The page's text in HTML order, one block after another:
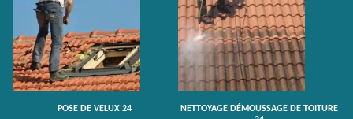
POSE DE VELUX 24
NETTOYAGE DÉMOUSSAGE DE TOITURE